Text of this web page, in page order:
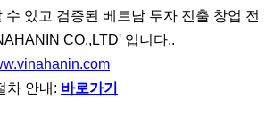
수 있고 검증된 베트남 투자 진출 창업 전
CO.,LTD' 입니다..
차 안내: 바로가기